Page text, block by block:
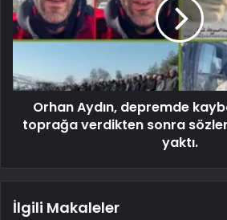
Orhan Aydın, depremde
toprağa verdikten sonra
yaktı.
İlgili Makaleler